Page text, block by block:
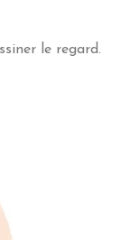
le regard.